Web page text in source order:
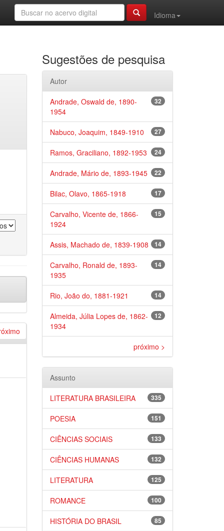
Idioma
Sugestões de pesquisa
Autor
32
Andrade, Oswald de, 1890-
1954
27
Nabuco, Joaquim, 1849-1910
24
Ramos, Graciliano, 1892-1953
22
Andrade, Mário de, 1893-1945
17
Bilac, Olavo, 1865-1918
15
Carvalho, Vicente de, 1866-
1924
14
Assis, Machado de, 1839-1908
14
Carvalho, Ronald de, 1893-
1935
14
Rio, João do, 1881-1921
12
Almeida, Júlia Lopes de, 1862-
1934
próximo >
Assunto
335
LITERATURA BRASILEIRA
151
POESIA
133
CIÊNCIAS SOCIAIS
132
CIÊNCIAS HUMANAS
125
LITERATURA
100
ROMANCE
85
HISTÓRIA DO BRASIL